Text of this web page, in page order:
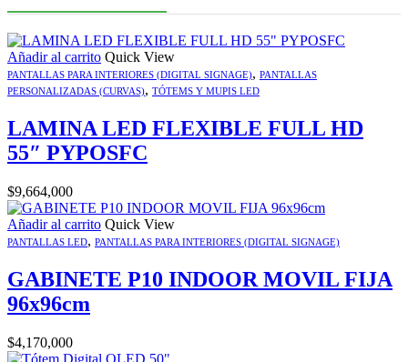
Añadir al carrito Quick View
PANTALLAS PARA INTERIORES (DIGITAL SIGNAGE), PANTALLAS
PERSONALIZADAS (CURVAS), TÓTEMS Y MUPIS LED
LAMINA LED FLEXIBLE FULL HD
55″ PYPOSFC
$9,664,000
Añadir al carrito Quick View
PANTALLAS LED, PANTALLAS PARA INTERIORES (DIGITAL SIGNAGE)
GABINETE P10 INDOOR MOVIL FIJA
96x96cm
$4,170,000